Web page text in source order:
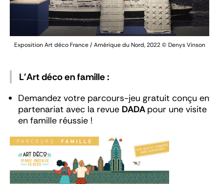
Exposition Art déco France / Amérique du Nord, 2022 © Denys Vinson
L'Art déco en famille :
Demandez votre parcours-jeu gratuit conçu en
partenariat avec la revue DADA pour une visite
en famille réussie !